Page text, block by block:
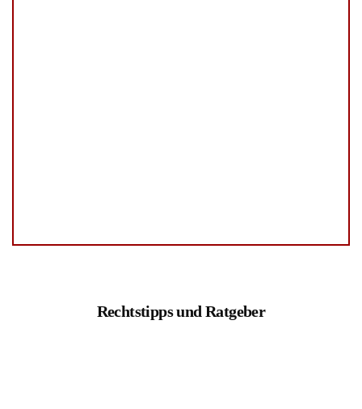
Rechtstipps und Ratgeber